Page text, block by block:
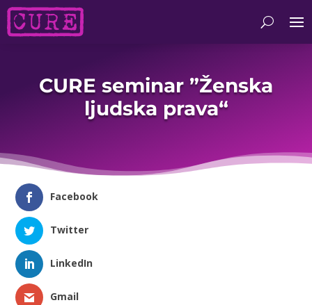
CURE seminar ”Ženska
ljudska prava“
Facebook
Twitter
LinkedIn
Gmail